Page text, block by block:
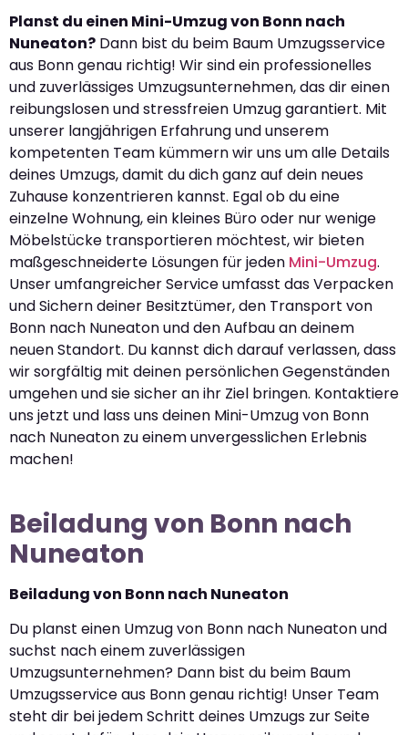
Planst du einen Mini-Umzug von Bonn nach
Nuneaton? Dann bist du beim Baum Umzugsservice
aus Bonn genau richtig! Wir sind ein professionelles
und zuverlässiges Umzugsunternehmen, das dir einen
reibungslosen und stressfreien Umzug garantiert. Mit
unserer langjährigen Erfahrung und unserem
kompetenten Team kümmern wir uns um alle Details
deines Umzugs, damit du dich ganz auf dein neues
Zuhause konzentrieren kannst. Egal ob du eine
einzelne Wohnung, ein kleines Büro oder nur wenige
Möbelstücke transportieren möchtest, wir bieten
maßgeschneiderte Lösungen für jeden Mini-Umzug.
Unser umfangreicher Service umfasst das Verpacken
und Sichern deiner Besitztümer, den Transport von
Bonn nach Nuneaton und den Aufbau an deinem
neuen Standort. Du kannst dich darauf verlassen, dass
wir sorgfältig mit deinen persönlichen Gegenständen
umgehen und sie sicher an ihr Ziel bringen. Kontaktiere
uns jetzt und lass uns deinen Mini-Umzug von Bonn
nach Nuneaton zu einem unvergesslichen Erlebnis
machen!
Beiladung von Bonn nach
Nuneaton
Beiladung von Bonn nach Nuneaton
Du planst einen Umzug von Bonn nach Nuneaton und
suchst nach einem zuverlässigen
Umzugsunternehmen? Dann bist du beim Baum
Umzugsservice aus Bonn genau richtig! Unser Team
steht dir bei jedem Schritt deines Umzugs zur Seite